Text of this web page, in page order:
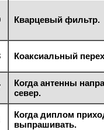
Кварцевый фильтр.
Коаксиальный
Когда антенны
север.
Когда диплом
выпрашивать.